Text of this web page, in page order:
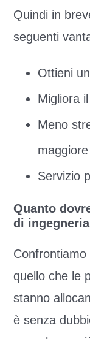
Quindi in
seguenti
Ottieni
Migliora
Meno
Servizio
Quanto
di
quello che le
stanno
è senza